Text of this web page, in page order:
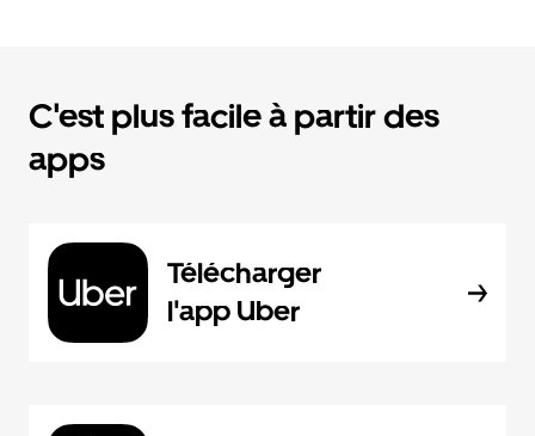
C'est plus facile à partir des
apps
Télécharger
l'app Uber